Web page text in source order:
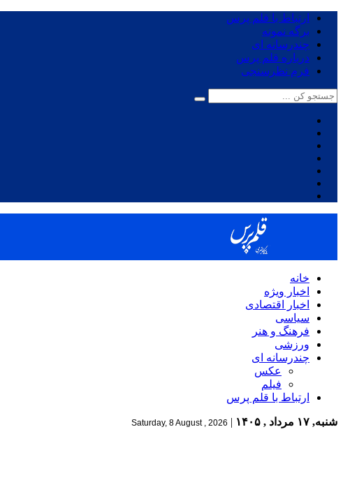
ارتباط با قلم پرس
برگه نمونه
چندرسانه ای
درباره قلم پرس
فرم نظرسنجی
خانه
اخبار ویژه
اخبار اقتصادی
سیاسی
فرهنگ و هنر
ورزشی
چندرسانه ای
عکس
فیلم
ارتباط با قلم پرس
شنبه, ۱۷ مرداد , ۱۴۰۵ |
Saturday, 8 August , 2026